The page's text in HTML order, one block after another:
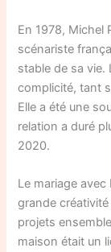
En 1978, Michel
scénariste
stable de sa vie.
complicité, tant
Elle a été une
relation a duré
2020.
Le mariage
grande
projets
maison était un